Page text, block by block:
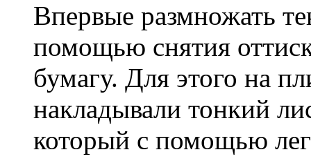
Впервые размножать
помощью снятия
бумагу. Для этого на
накладывали тонкий
который с помощью